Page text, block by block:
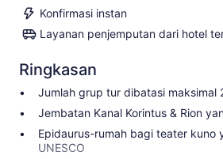
Konfirmasi instan
Layanan penjemputan dari hotel
Ringkasan
Jumlah grup tur dibatasi maksimal
Jembatan Kanal Korintus & Rion
Epidaurus-rumah bagi teater kuno
UNESCO